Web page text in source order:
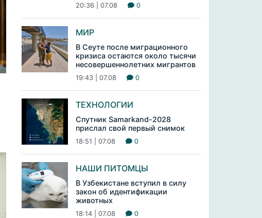
20:36 | 07.08 0
МИР
В Сеуте после миграционного
кризиса остаются около тысячи
несовершеннолетних мигрантов
19:43 | 07.08 0
ТЕХНОЛОГИИ
Спутник Samarkand-2028
прислал свой первый снимок
18:51 | 07.08 0
НАШИ ПИТОМЦЫ
В Узбекистане вступил в силу
закон об идентификации
животных
18:14 | 07.08 0